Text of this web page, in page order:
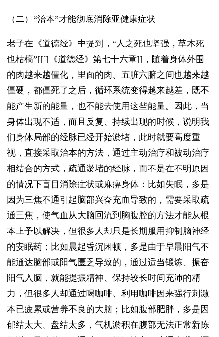
（二）“治本”才能彻底消除亚健康症状
老子在《道德经》中提到，“人之死也坚强，草木死
也枯槁”[[[]《道德经》第七十六章]]，随着身体外围
的肉越来越僵化，里面的肉、五脏六腑之间也越来越
僵硬，都僵死了之后，循环系统变得越来越差，既不
能产生新的能量，也不能去使用这些能量。因此，当
身体出现不适，而且反复、持续出现的时候，说明我
们身体局部的经脉已经开始淤堵，此时就要高度重
视，直接采取治本的方法，通过主动治疗和被动治疗
相结合的方式，疏通淤堵的经脉，而不是在不明原因
的情况下盲目消除症状或麻痹身体：比如失眠，多是
因为三焦不通引起脑部兴奋充血导致的，需要采取疏
通三焦，使气血从大脑回流到胸腹腔的方法才能从根
本上予以解决，但很多人却只是长期服用抑制脑神经
的安眠药；比如晨起昏沉困顿，多是由于早晨阳气不
能通达脑部或阳气匮乏导致的，通过适当锻炼、振奋
阳气入脑，就能提振精神、保持较长时间充沛的精
力，但很多人却通过喝咖啡、利用咖啡因来强行刺激
本已疲累或营养不良的大脑；比如腹部肥胖，多是因
郁结太大、盘结太多，气机淤积在腹部无法正常新陈